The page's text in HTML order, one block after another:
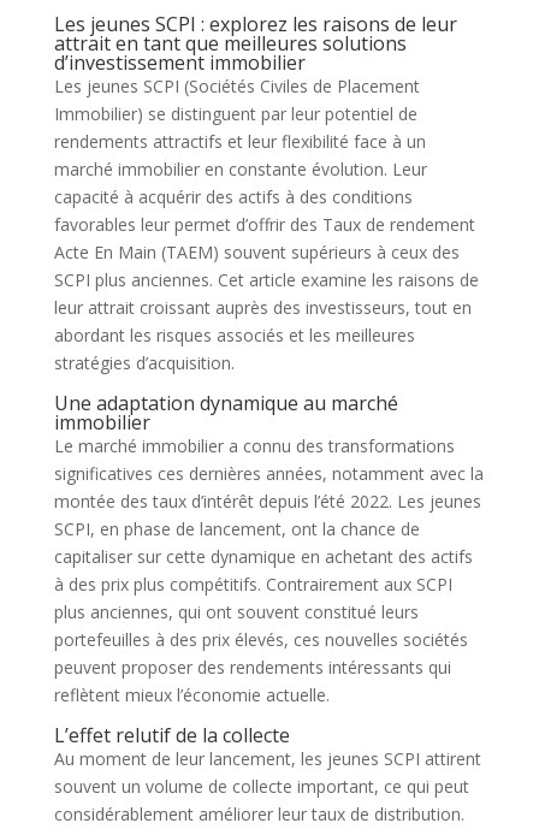
Les jeunes SCPI : explorez les raisons de leur
attrait en tant que meilleures solutions
d’investissement immobilier
Les jeunes SCPI (Sociétés Civiles de Placement
Immobilier) se distinguent par leur potentiel de
rendements attractifs et leur flexibilité face à un
marché immobilier en constante évolution. Leur
capacité à acquérir des actifs à des conditions
favorables leur permet d’offrir des Taux de rendement
Acte En Main (TAEM) souvent supérieurs à ceux des
SCPI plus anciennes. Cet article examine les raisons de
leur attrait croissant auprès des investisseurs, tout en
abordant les risques associés et les meilleures
stratégies d’acquisition.
Une adaptation dynamique au marché
immobilier
Le marché immobilier a connu des transformations
significatives ces dernières années, notamment avec la
montée des taux d’intérêt depuis l’été 2022. Les jeunes
SCPI, en phase de lancement, ont la chance de
capitaliser sur cette dynamique en achetant des actifs
à des prix plus compétitifs. Contrairement aux SCPI
plus anciennes, qui ont souvent constitué leurs
portefeuilles à des prix élevés, ces nouvelles sociétés
peuvent proposer des rendements intéressants qui
reflètent mieux l’économie actuelle.
L’effet relutif de la collecte
Au moment de leur lancement, les jeunes SCPI attirent
souvent un volume de collecte important, ce qui peut
considérablement améliorer leur taux de distribution.